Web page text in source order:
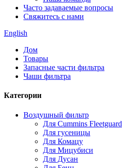
Часто задаваемые вопросы
Свяжитесь с нами
English
Дом
Товары
Запасные части фильтра
Чаши фильтра
Категории
Воздушный фильтр
Для Cummins Fleetguard
Для гусеницы
Для Комацу
Для Мицубиси
Для Дусан